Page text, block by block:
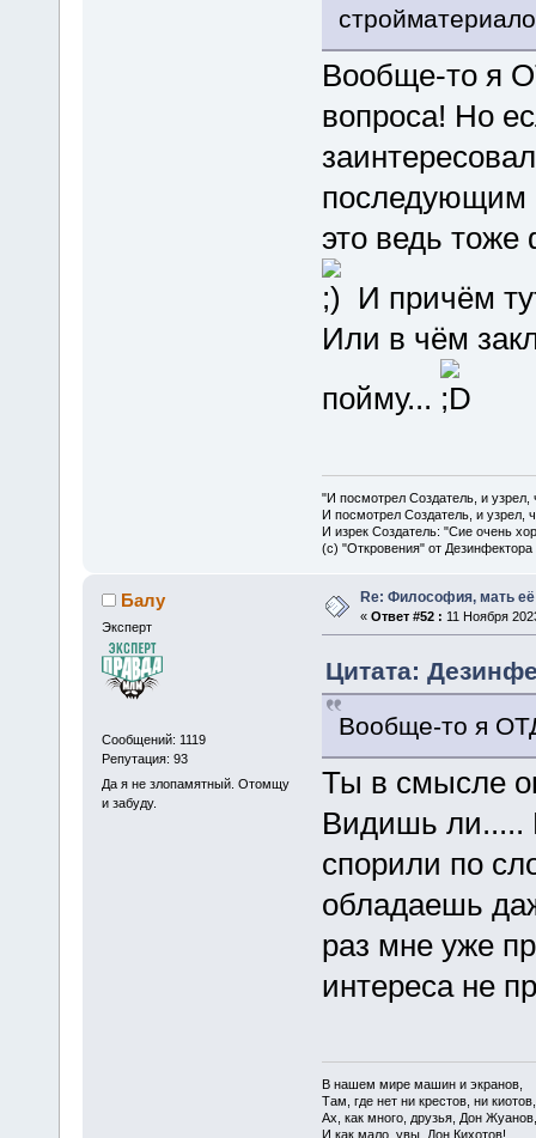
Вообще-то я
вопроса! Но
последующим
это ведь тоже
И причём
Или в чём
пойму...
"И посмотрел Создатель, и
И посмотрел Создатель, и узрел,
И изрек Создатель: "Сие очень
(с) "Откровения" от Дезинфектора
Балу
Эксперт
Сообщений: 1119
Репутация: 93
Да я не злопамятный. Отомщу
и забуду.
Re: Философия, мать её
« Ответ #52 : 11 Ноября
Цитата:
Вообще-то я
Ты в смысле
Видишь ли.....
спорили по
обладаешь
раз мне уже
интереса не
В нашем мире машин и экранов,
Там, где нет ни крестов, ни киотов,
Ах, как много, друзья, Дон Жуанов,
И как мало, увы, Дон Кихотов!